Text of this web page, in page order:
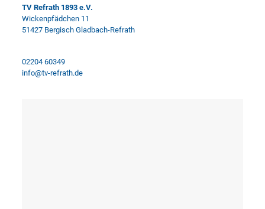
TV Refrath 1893 e.V.
Wickenpfädchen 11
51427 Bergisch Gladbach-Refrath
02204 60349
info@tv-refrath.de